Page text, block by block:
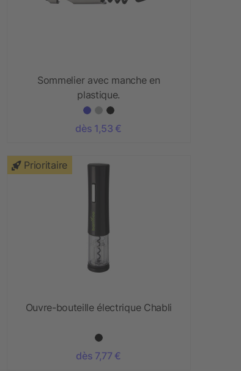
Sommelier avec manche en
plastique.
dès 1,53 €
Prioritaire
Ouvre-bouteille électrique Chabli
dès 7,77 €